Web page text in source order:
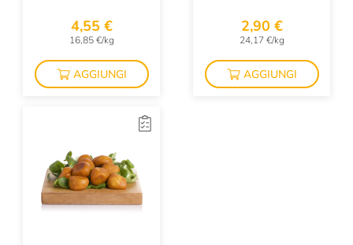
4,55 €
16,85 €/kg
AGGIUNGI
2,90 €
24,17 €/kg
AGGIUNGI